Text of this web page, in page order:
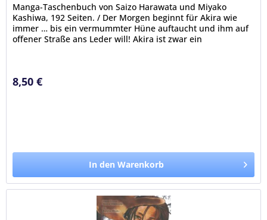
Manga-Taschenbuch von Saizo Harawata und Miyako
Kashiwa, 192 Seiten. / Der Morgen beginnt für Akira wie
immer … bis ein vermummter Hüne auftaucht und ihm auf
offener Straße ans Leder will! Akira ist zwar ein
8,50 €
In den Warenkorb